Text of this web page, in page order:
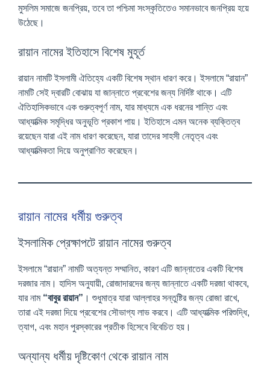
মুসলিম সমাজে জনপ্রিয়, তবে তা পশ্চিমা সংস্কৃতিতেও সমানভাবে জনপ্রিয় হয়ে
উঠেছে।
রায়ান নামের ইতিহাসে বিশেষ মুহূর্ত
রায়ান নামটি ইসলামী ঐতিহ্যে একটি বিশেষ স্থান ধারণ করে। ইসলামে “রায়ান”
নামটি সেই দ্বারটি বোঝায় যা জান্নাতে প্রবেশের জন্য নির্দিষ্ট থাকে। এটি
ঐতিহাসিকভাবে এক গুরুত্বপূর্ণ নাম, যার মাধ্যমে এক ধরনের শান্তি এবং
আধ্যাত্মিক সমৃদ্ধির অনুভূতি প্রকাশ পায়। ইতিহাসে এমন অনেক ব্যক্তিত্ব
রয়েছেন যারা এই নাম ধারণ করেছেন, যারা তাদের সাহসী নেতৃত্ব এবং
আধ্যাত্মিকতা দিয়ে অনুপ্রাণিত করেছেন।
রায়ান নামের ধর্মীয় গুরুত্ব
ইসলামিক প্রেক্ষাপটে রায়ান নামের গুরুত্ব
ইসলামে “রায়ান” নামটি অত্যন্ত সম্মানিত, কারণ এটি জান্নাতের একটি বিশেষ
দরজার নাম। হাদিস অনুযায়ী, রোজাদারদের জন্য জান্নাতে একটি দরজা থাকবে,
যার নাম “বাবুর রায়ান” । শুধুমাত্র যারা আল্লাহর সন্তুষ্টির জন্য রোজা রাখে,
তারা এই দরজা দিয়ে প্রবেশের সৌভাগ্য লাভ করবে। এটি আধ্যাত্মিক পরিশুদ্ধি,
ত্যাগ, এবং মহান পুরস্কারের প্রতীক হিসেবে বিবেচিত হয়।
অন্যান্য ধর্মীয় দৃষ্টিকোণ থেকে রায়ান নাম